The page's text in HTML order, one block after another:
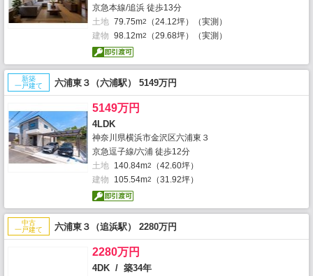
京急本線/追浜 徒歩13分
土地 79.75m2
（24.12坪）（実測）
建物 98.12m2 （29.68坪）（実測）
新築
一戸建て
六浦東３（六浦駅） 5149万円
5149万円
4LDK
神奈川県横浜市金沢区六浦東３
京急逗子線/六浦 徒歩12分
土地 140.84m2
（42.60坪）
建物
105.54m2 （31.92坪）
中古
一戸建て
六浦東３（追浜駅） 2280万円
2280万円
4DK / 築34年